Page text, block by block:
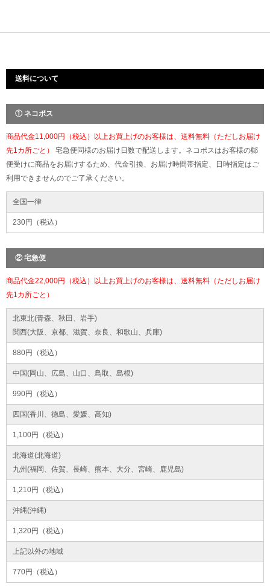
送料について
① ネコポス
商品代金11,000円（税込）以上お買上げのお客様は、送料無料（ただしお届け
先1カ所ごと） 宅急便同様のお届け日数で配送します。ネコポスはお客様の郵
便受けに商品をお届けするため、代金引換、お届け時間帯指定、日時指定はご
利用できませんのでご了承ください。
全国一律
230円（税込）
② 宅急便
商品代金22,000円（税込）以上お買上げのお客様は、送料無料（ただしお届け
先1カ所ごと）
北東北(青森、秋田、岩手)
関西(大阪、京都、滋賀、奈良、和歌山、兵庫)
880円（税込）
中国(岡山、広島、山口、鳥取、島根)
990円（税込）
四国(香川、徳島、愛媛、高知)
1,100円（税込）
北海道(北海道)
九州(福岡、佐賀、長崎、熊本、大分、宮崎、鹿児島)
1,210円（税込）
沖縄(沖縄)
1,320円（税込）
上記以外の地域
770円（税込）